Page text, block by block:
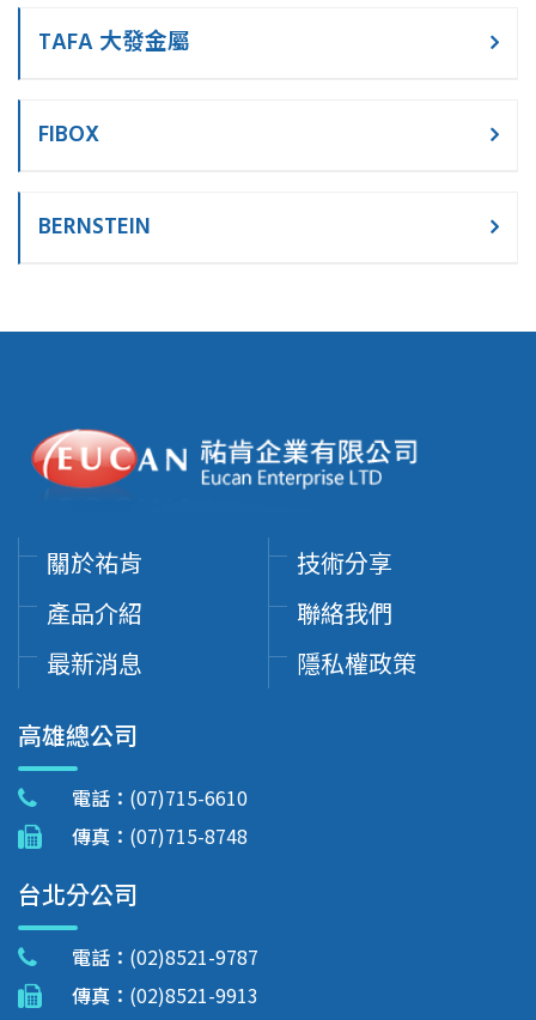
TAFA 大發金屬
FIBOX
BERNSTEIN
關於祐肯
產品介紹
最新消息
技術分享
聯絡我們
隱私權政策
高雄總公司
電話： (07)715-6610
傳真： (07)715-8748
台北分公司
電話： (02)8521-9787
傳真： (02)8521-9913